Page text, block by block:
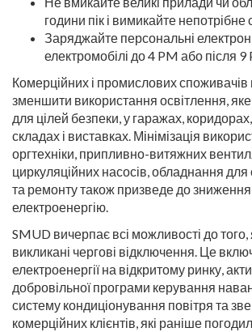
години пік і вимикайте непотрібне
Заряджайте персональні
електромобілі до 4 PM або після 9
Комерційних і промислових споживачів
зменшити використання освітлення,
для цілей безпеки, у гаражах,
складах і виставках. Мінімізація
оргтехніки, припливно-витяжних
циркуляційних насосів, обладнання
та ремонту також призведе до
електроенергію.
SMUD вичерпає всі можливості до того,
викликані чергові відключення. Це
електроенергії на відкритому ринку,
добровільної програми керування
систему кондиціонування повітря та
комерційних клієнтів, які раніше